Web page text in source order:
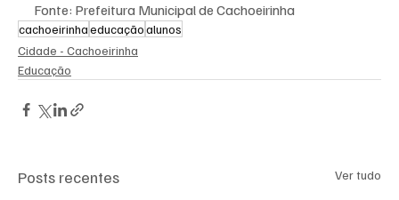
Fonte: Prefeitura Municipal de Cachoeirinha
cachoeirinhaeducaçãoalunos
Cidade - Cachoeirinha
Educação
Posts recentes Ver tudo